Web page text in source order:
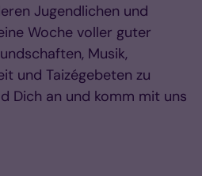
Jugendlichen und
Woche voller guter
Musik,
und Taizégebeten zu
Dich an und komm mit uns